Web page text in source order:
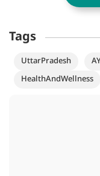
Tags
UttarPradesh
HealthAndWellness